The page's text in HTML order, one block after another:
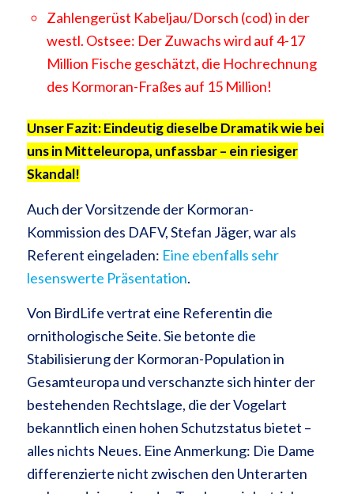
Zahlengerüst Kabeljau/Dorsch (cod) in der
westl. Ostsee: Der Zuwachs wird auf 4-17
Million Fische geschätzt, die Hochrechnung
des Kormoran-Fraßes auf 15 Million!
Unser Fazit: Eindeutig dieselbe Dramatik wie bei
uns in Mitteleuropa, unfassbar – ein riesiger
Skandal!
Auch der Vorsitzende der Kormoran-
Kommission des DAFV, Stefan Jäger, war als
Referent eingeladen: Eine ebenfalls sehr
lesenswerte Präsentation.
Von BirdLife vertrat eine Referentin die
ornithologische Seite. Sie betonte die
Stabilisierung der Kormoran-Population in
Gesamteuropa und verschanzte sich hinter der
bestehenden Rechtslage, die der Vogelart
bekanntlich einen hohen Schutzstatus bietet –
alles nichts Neues. Eine Anmerkung: Die Dame
differenzierte nicht zwischen den Unterarten